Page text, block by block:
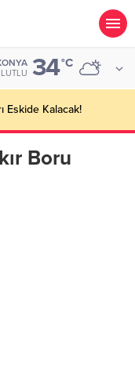
34°C
Eskide Kalacak!
Boru